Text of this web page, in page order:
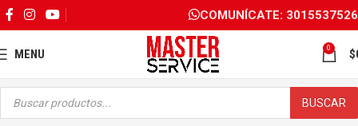
COMUNÍCATE: 3015537526
MENU 0 $
BUSCAR